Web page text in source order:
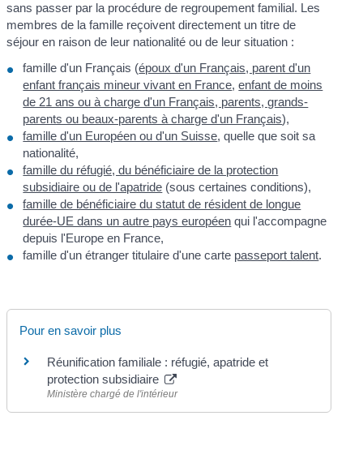
sans passer par la procédure de regroupement familial. Les
membres de la famille reçoivent directement un titre de
séjour en raison de leur nationalité ou de leur situation :
famille d'un Français (époux d'un Français, parent d'un
enfant français mineur vivant en France,enfant de moins
de 21 ans ou à charge d'un Français, parents, grands-
parents ou beaux-parents à charge d'un Français),
famille d'un Européen ou d'un Suisse, quelle que soit sa
nationalité,
famille du réfugié, du bénéficiaire de la protection
subsidiaire ou de l'apatride (sous certaines conditions),
famille de bénéficiaire du statut de résident de longue
durée-UE dans un autre pays européen qui l'accompagne
depuis l'Europe en France,
famille d'un étranger titulaire d'une carte passeport talent.
Pour en savoir plus
Réunification familiale : réfugié, apatride et
protection subsidiaire
Ministère chargé de l'intérieur